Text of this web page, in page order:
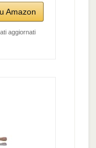
Amazon
aggiornati